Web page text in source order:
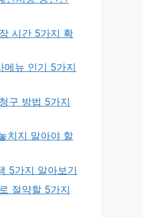
시간 5가지 확
메뉴 인기 5가지
구 방법 5가지
치지 말아야 할
5가지 알아보기
절약할 5가지